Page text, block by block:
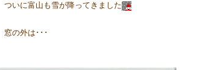
ついに富山も雪が降ってきました
窓の外は･･･